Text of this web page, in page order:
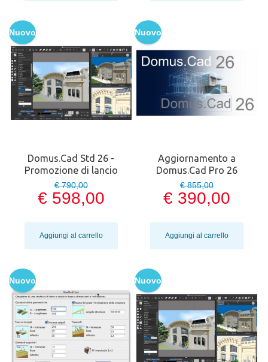
Nuovo
Domus.Cad Std 26 -
Promozione di lancio
€ 790,00
€ 598,00
Aggiungi al carrello
Nuovo
Aggiornamento a
Domus.Cad Pro 26
€ 855,00
€ 390,00
Aggiungi al carrello
Nuovo Nuovo